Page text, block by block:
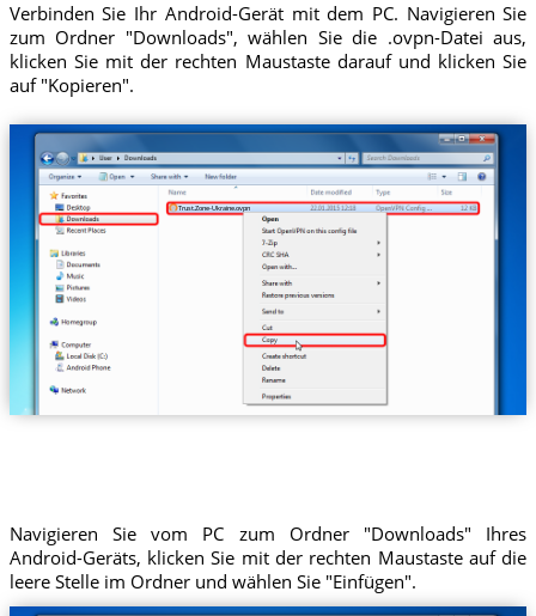
Verbinden Sie Ihr Android-Gerät mit dem PC. Navigieren Sie
zum Ordner "Downloads", wählen Sie die .ovpn-Datei aus,
klicken Sie mit der rechten Maustaste darauf und klicken Sie
auf "Kopieren".
Trust.Zone-Ukraine.ovpn
Navigieren Sie vom PC zum Ordner "Downloads" Ihres
Android-Geräts, klicken Sie mit der rechten Maustaste auf die
leere Stelle im Ordner und wählen Sie "Einfügen".